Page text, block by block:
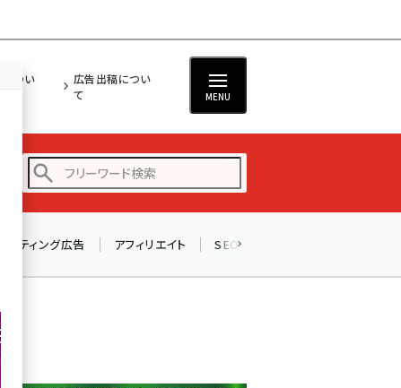
につい
広告出稿につい
て
MENU
リスティング広告 アフィリエイト SEO